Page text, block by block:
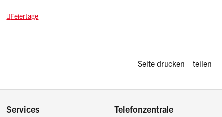
Feiertage
Diese Seite
Seite drucken teilen
Services Telefonzentrale